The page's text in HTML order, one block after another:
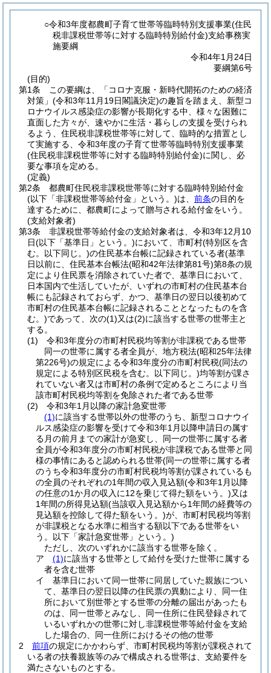
○令和3年度都農町子育て世帯等臨時特別支援事業(住民
税非課税世帯等に対する臨時特別給付金)支給事務実
施要綱
令和4年1月24日
要綱第6号
(目的)
第1条
この要綱は、「コロナ克服・新時代開拓のための経済
対策」 (令和3年11月19日閣議決定)の趣旨を踏まえ、新型コ
ロナウイルス感染症の影響が長期化する中、様々な困難に
直面した方々が、速やかに生活・暮らしの支援を受けられ
るよう、住民税非課税世帯等に対して、臨時的な措置とし
て実施する、令和3年度の子育て世帯等臨時特別支援事業
(住民税非課税世帯等に対する臨時特別給付金)に関し、必
要な事項を定める。
(定義)
第2条
都農町住民税非課税世帯等に対する臨時特別給付金
(以下「非課税世帯等給付金」という。)は、 前条の目的を
達するために、都農町によって贈与される給付金をいう。
(支給対象者)
第3条
非課税世帯等給付金の支給対象者は、令和3年12月10
日(以下「基準日」という。)において、市町村(特別区を含
む。以下同じ。)の住民基本台帳に記録されている者(基準
日以前に、住民基本台帳法(昭和42年法律第81号)第8条の規
定により住民票を消除されていた者で、基準日において、
日本国内で生活していたが、いずれの市町村の住民基本台
帳にも記録されておらず、かつ、基準日の翌日以後初めて
市町村の住民基本台帳に記録されることとなったものを含
む。)であって、次の(1)又は(2)に該当する世帯の世帯主と
する。
(1)
令和3年度分の市町村民税均等割が非課税である世帯
同一の世帯に属する者全員が、地方税法(昭和25年法律
第226号)の規定による令和3年度分の市町村民税(同法の
規定による特別区民税を含む。以下同じ。)均等割が課さ
れていない者又は市町村の条例で定めるところにより当
該市町村民税均等割を免除された者である世帯
(2)
令和3年1月以降の家計急変世帯
(1)に該当する世帯以外の世帯のうち、新型コロナウイ
ルス感染症の影響を受けて令和3年1月以降申請日の属す
る月の前月までの家計が急変し、同一の世帯に属する者
全員が令和3年度分の市町村民税が非課税である世帯と同
様の事情にあると認められる世帯(同一の世帯に属する者
のうち令和3年度分の市町村民税均等割が課されているも
の全員のそれぞれの1年間の収入見込額(令和3年1月以降
の任意の1か月の収入に12を乗じて得た額をいう。)又は
1年間の所得見込額(当該収入見込額から1年間の経費等の
見込額を控除して得た額をいう。)が、市町村民税均等割
が非課税となる水準に相当する額以下である世帯をい
う。以下「家計急変世帯」という。)
ただし、次のいずれかに該当する世帯を除く。
ア
(1)に該当する世帯として給付を受けた世帯に属する
者を含む世帯
イ
基準日において同一世帯に同居していた親族につい
て、基準日の翌日以降の住民票の異動により、同一住
所において別世帯とする世帯の分離の届出があったも
のは、同一世帯とみなし、同一住所に住民登録されて
いるいずれかの世帯に対し非課税世帯等給付金を支給
した場合の、同一住所におけるその他の世帯
2
前項の規定にかかわらず、市町村民税均等割が課税されて
いる者の扶養親族等のみで構成される世帯は、支給要件を
満たさないものとする。